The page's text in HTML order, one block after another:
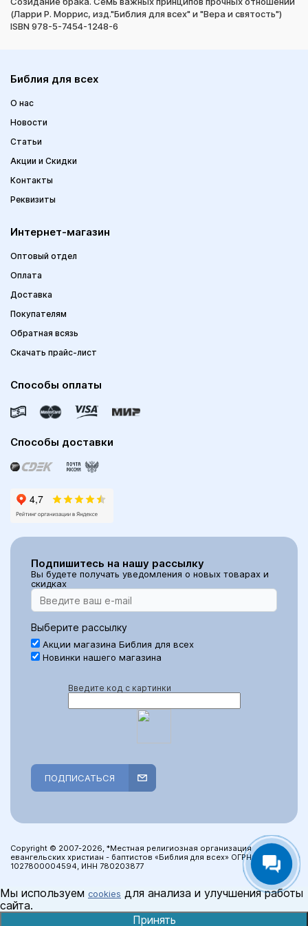
(Ларри Р. Моррис, изд."Библия для всех" и "Вера и святость")
ISBN 978-5-7454-1248-6
Библия для всех
О нас
Новости
Статьи
Акции и Скидки
Контакты
Реквизиты
Интернет-магазин
Оптовый отдел
Оплата
Доставка
Покупателям
Обратная всязь
Скачать прайс-лист
Способы оплаты
Способы доставки
Подпишитесь на нашу рассылку
Вы будете получать уведомления о новых товарах и
скидках
Выберите рассылку
Акции магазина Библия для всех
Новинки нашего магазина
Введите код с картинки
ПОДПИСАТЬСЯ
Copyright © 2007-2026, *Местная религиозная организация
евангельских христиан - баптистов «Библия для всех» ОГРН:
1027800004594, ИНН 780203877
Мы используем cookies для анализа и улучшения работы
сайта.
Принять